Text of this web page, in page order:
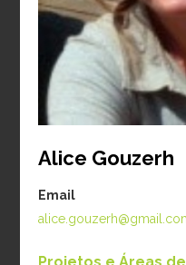
Alice Gouzerh
Email
ATUAL EX-ALUNOS